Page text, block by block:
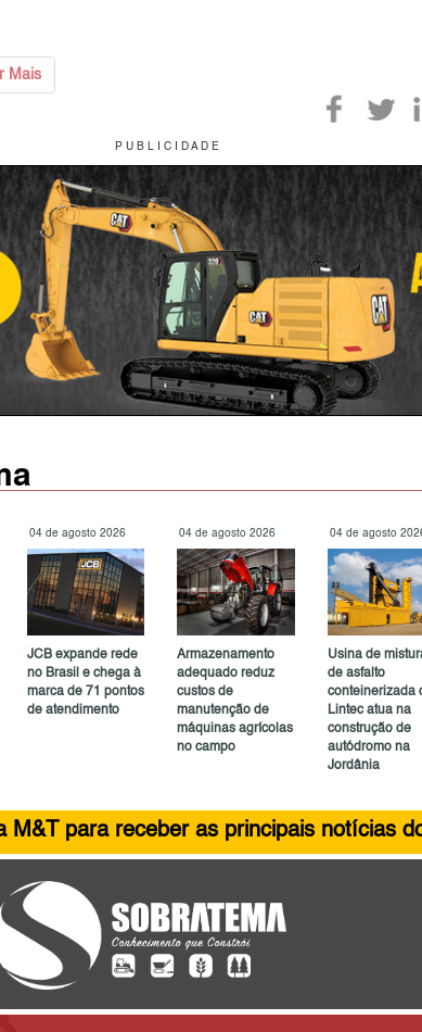
Mais
P U B L I C I D A D E
04 de agosto 2026
JCB expande rede
no Brasil e chega à
marca de 71 pontos
de atendimento
04 de agosto 2026
Armazenamento
adequado reduz
custos de
manutenção de
máquinas agrícolas
no campo
04 de agosto
Usina de
de asfalto
conteinerizada
Lintec atua na
construção de
autódromo na
Jordânia
M&T para receber as principais notícias